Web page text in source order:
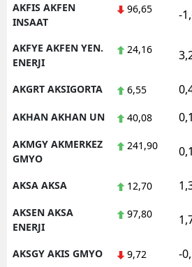
AKFIS AKFEN
INSAAT
96,65 -
AKFYE AKFEN YEN.
ENERJI
24,16
AKGRT AKSIGORTA 6,55
AKHAN AKHAN UN 40,08
AKMGY AKMERKEZ
GMYO
241,90
AKSA AKSA 12,70
AKSEN AKSA
ENERJI
97,80
AKSGY AKIS GMYO 9,72 -